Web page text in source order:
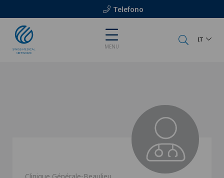
Telefono
MENU
IT
Clinique Générale-Beaulieu